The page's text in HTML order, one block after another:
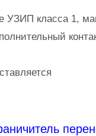
УЗИП класса 1,